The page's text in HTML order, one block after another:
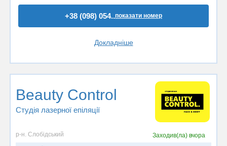
+38 (098) 054..показати номер
Докладніше
Beauty Control
Студія лазерної епіляції
р-н. Слобідський Заходив(ла) вчора